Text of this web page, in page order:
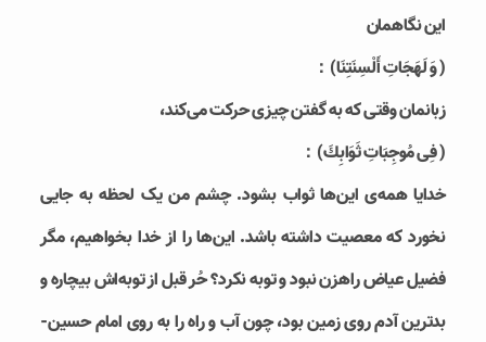
این نگاهمان
( وَ لَهَجَاتِ أَلْسِنَتِنَا)：
زبانمان وقتی که به گفتن چیزی حرکت می‌کند،
( فِى مُوجِبَاتِ ثَوَابِكَ)：
خدایا همه‌ی این‌ها ثواب بشود. چشم من یک لحظه به جایی
نخورد که معصیت داشته باشد. این‌ها را از خدا بخواهیم، مگر
فضیل عیاض راهزن نبود و توبه نکرد؟ حُر قبل از توبه‌اش بیچاره و
بدترین آدم روی زمین بود، چون آب و راه را به روی امام حسین-